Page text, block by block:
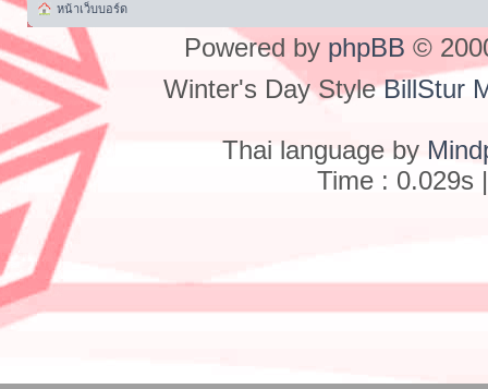
หน้าเว็บบอร์ด
Powered by phpBB ©
Winter's Day StyleBillStur
Thai language by
Time : 0.029s